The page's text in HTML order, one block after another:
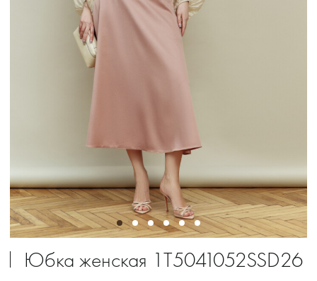
Юбка женская 1T5041052SSD26